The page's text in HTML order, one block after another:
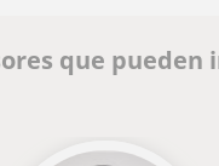
que pueden